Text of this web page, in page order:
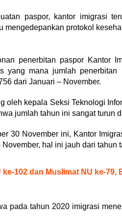
paspor, kantor imigrasi
mengedepankan protokol
penerbitan paspor Kantor
yang mana jumlah
dari Januari – November.
oleh kepala Seksi Teknologi
jumlah tahun ini sangat turun
30 November ini, Kantor
hal ini jauh dari tahun
ke-102 dan Muslimat NU ke-
pada tahun 2020 imigrasi